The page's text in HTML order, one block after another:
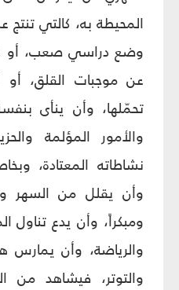
المحيطة به، كالتي
وضع دراسي صعب، أو
عن موجبات القلق،
تحمّلها، وأن ينأى
والأمور المؤلمة
نشاطاته المعتادة،
وأن يقلل من السهر
ومبكراً، وأن يدع تناول
والرياضة، وأن يمارس
والتوتر، فيشاهد من